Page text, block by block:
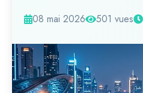
08 mai 2026 501 vues